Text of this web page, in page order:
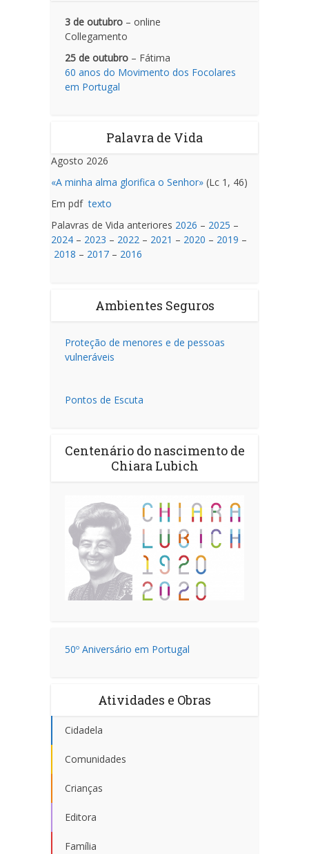
3 de outubro – online
Collegamento
25 de outubro – Fátima
60 anos do Movimento dos Focolares
em Portugal
Palavra de Vida
Agosto 2026
«A minha alma glorifica o Senhor» (Lc 1, 46)
Em pdftexto
Palavras de Vida anteriores 2026 – 2025 –
2024 – 2023 – 2022 – 2021 – 2020 – 2019 –
2018 – 2017 – 2016
Ambientes Seguros
Proteção de menores e de pessoas
vulneráveis
Pontos de Escuta
Centenário do nascimento de
Chiara Lubich
50º Aniversário em Portugal
Atividades e Obras
Cidadela
Comunidades
Crianças
Editora
Família